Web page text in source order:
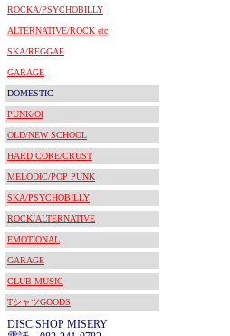
ROCKA/PSYCHOBILLY
ALTERNATIVE/ROCK etc
SKA/REGGAE
GARAGE
DOMESTIC
PUNK/OI
OLD/NEW SCHOOL
HARD CORE/CRUST
MELODIC/POP PUNK
SKA/PSYCHOBILLY
ROCK/ALTERNATIVE
EMOTIONAL
GARAGE
CLUB MUSIC
TシャツGOODS
DISC SHOP MISERY